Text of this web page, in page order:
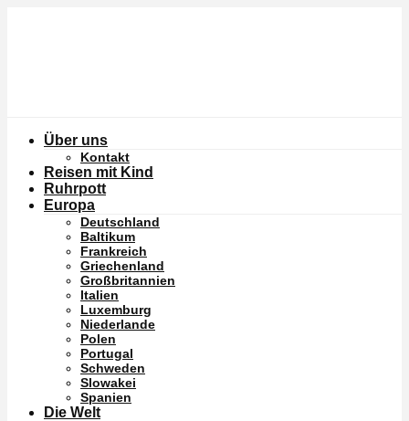
Über uns
Kontakt
Reisen mit Kind
Ruhrpott
Europa
Deutschland
Baltikum
Frankreich
Griechenland
Großbritannien
Italien
Luxemburg
Niederlande
Polen
Portugal
Schweden
Slowakei
Spanien
Die Welt